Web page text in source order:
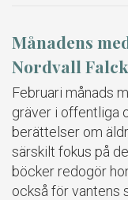
Månadens
Nordvall Falck
Februari månads
gräver i offentliga
berättelser om
särskilt fokus på
böcker redogör
också för vantens